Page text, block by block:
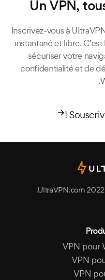
Un VPN,
Inscrivez-vous à
instantané et libre.
sécuriser votre
confidentialité et de
VPN pour
VPN
VPN